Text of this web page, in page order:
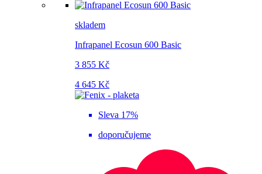
skladem
Infrapanel Ecosun 600 Basic
3 855 Kč
4 645 Kč
Sleva 17%
doporučujeme